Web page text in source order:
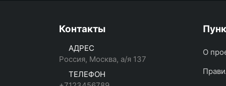
Контакты
АДРЕС
Россия, Москва, а/я 137
ТЕЛЕФОН
О